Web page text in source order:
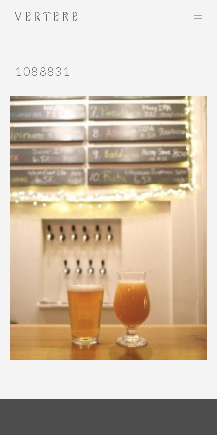
_1088831